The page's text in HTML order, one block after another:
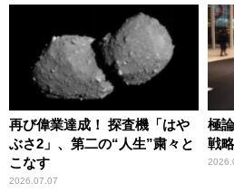
再び偉業達成！ 探査機「はや
ぶさ2」、第二の“人生”粛々と
こなす
2026.07.07
極
戦